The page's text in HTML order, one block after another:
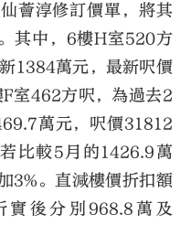
薈淳修訂價單，將其
其中，6樓H室520方
1384萬元，最新呎價
室462方呎，為過去2
萬元，呎價31812
比較5月的1426.9萬
3%。直減樓價折扣額
實後分別968.8萬及